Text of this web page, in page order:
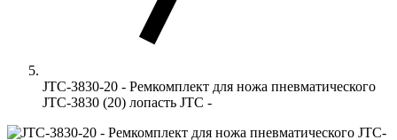
JTC-3830-20 - Ремкомплект для ножа пневматического
JTC-3830 (20) лопасть JTC -